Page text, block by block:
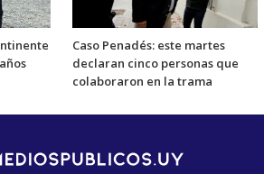
Caso Penadés: este martes
declaran cinco personas que
colaboraron en la trama